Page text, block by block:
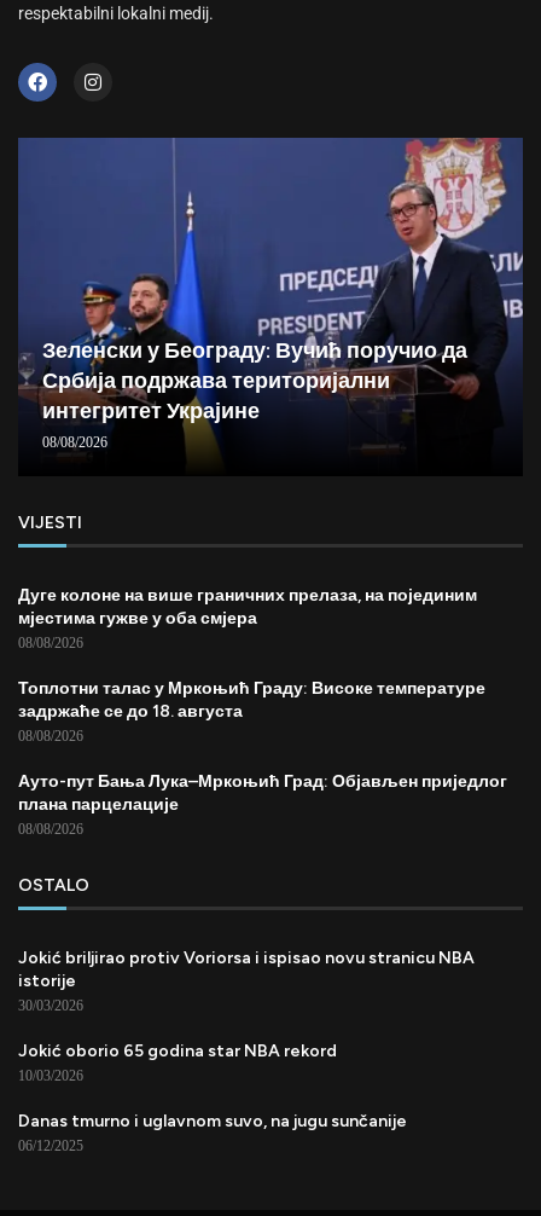
respektabilni lokalni medij.
Зеленски у Београду: Вучић поручио да
Србија подржава територијални
интегритет Украјине
08/08/2026
VIJESTI
Дуге колоне на више граничних прелаза, на појединим
мјестима гужве у оба смјера
08/08/2026
Топлотни талас у Мркоњић Граду: Високе температуре
задржаће се до 18. августа
08/08/2026
Ауто-пут Бања Лука–Мркоњић Град: Објављен приједлог
плана парцелације
08/08/2026
OSTALO
Jokić briljirao protiv Voriorsa i ispisao novu stranicu NBA
istorije
30/03/2026
Jokić oborio 65 godina star NBA rekord
10/03/2026
Danas tmurno i uglavnom suvo, na jugu sunčanije
06/12/2025